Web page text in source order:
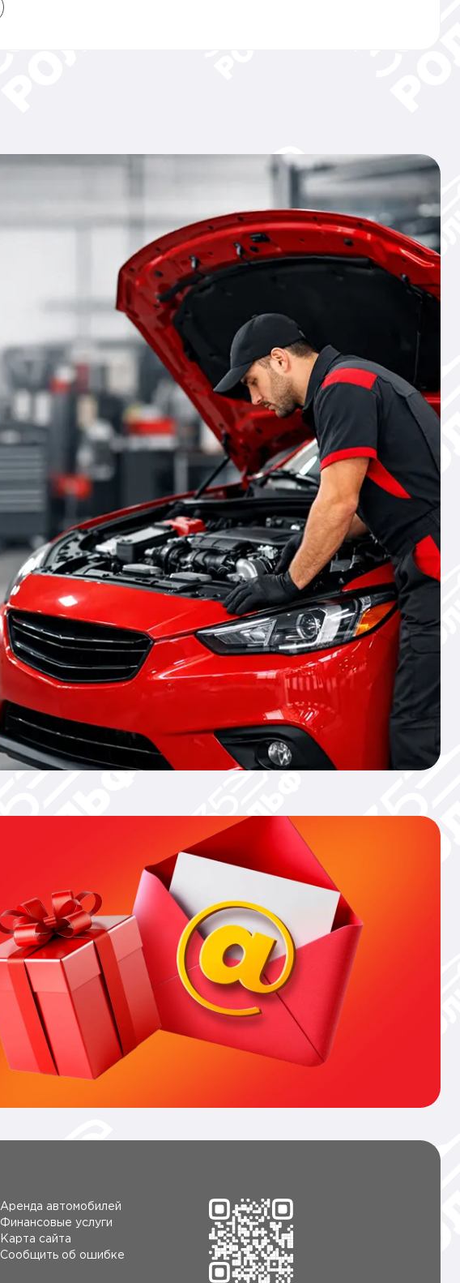
Аренда автомобилей
Финансовые услуги
Карта сайта
Сообщить об ошибке